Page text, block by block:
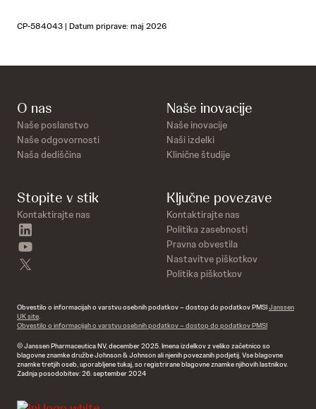
CP-584043 | Datum priprave: maj 2026
O nas
Naše poslanstvo
Naše odgovornosti
Naša dediščina
Naše inovacije
Naše inovacije
Naši izdelki
Klinične študije
Stopite v stik
Kontaktirajte nas
Ključne povezave
Kontaktirajte nas
Politika zasebnosti
Pravna obvestila
Nastavitve piškotkov
Politika piškotkov
Obvestilo o informacijah o varstvu osebnih podatkov – dostop do podatkov PMSIJanssen
UK site.
Obvestilo o informacijah o varstvu osebnih podatkov – dostop do podatkov PMSI
© Janssen Pharmaceutica NV, december 2025. Imena izdelkov z veliko začetnico so
blagovne znamke družbe Johnson & Johnson ali njenih povezanih podjetij. Vse blagovne
znamke tretjih oseb, uporabljene tukaj, so registrirane blagovne znamke njihovih lastnikov.
Zadnja posodobitev: 26. september 2024